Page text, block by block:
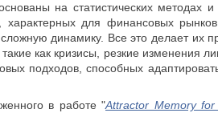
на статистических методах
для финансовых
динамику. Все это делает их
как кризисы, резкие изменения
подходов, способных
в работе "Attractor Memory